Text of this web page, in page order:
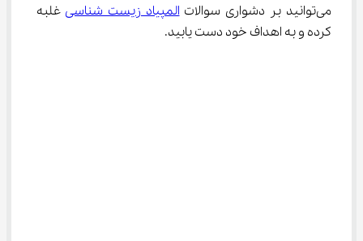
می‌توانید بر دشواری سوالات
المپیاد زیست شناسی غلبه
کرده و به اهداف خود دست یابید.